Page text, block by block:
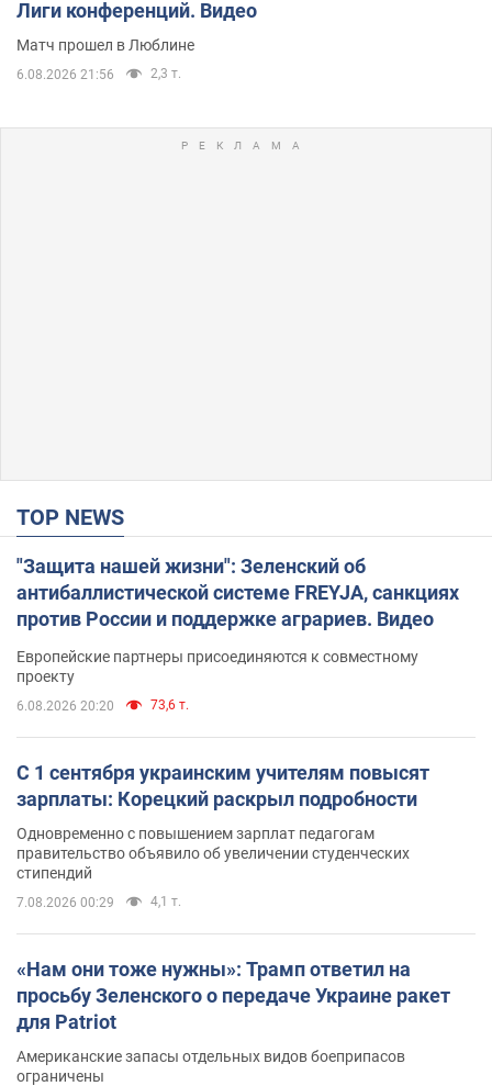
Лиги конференций. Видео
Матч прошел в Люблине
6.08.2026 21:56 2,3 т.
TOP NEWS
"Защита нашей жизни": Зеленский об
антибаллистической системе FREYJA, санкциях
против России и поддержке аграриев. Видео
Европейские партнеры присоединяются к совместному
проекту
6.08.2026 20:20 73,6 т.
С 1 сентября украинским учителям повысят
зарплаты: Корецкий раскрыл подробности
Одновременно с повышением зарплат педагогам
правительство объявило об увеличении студенческих
стипендий
7.08.2026 00:29 4,1 т.
«Нам они тоже нужны»: Трамп ответил на
просьбу Зеленского о передаче Украине ракет
для Patriot
Американские запасы отдельных видов боеприпасов
ограничены